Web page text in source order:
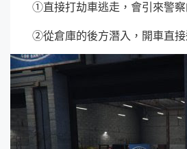
①直接打劫車逃走，會引來警察
②從倉庫的後方潛入，開車直接